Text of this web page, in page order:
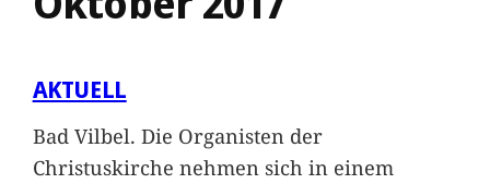
AKTUELL
Bad Vilbel. Die Organisten der
Christuskirche nehmen sich in einem